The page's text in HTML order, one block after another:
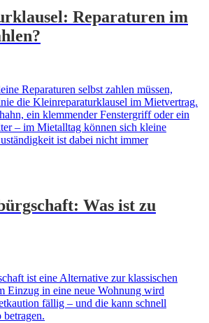
Reparaturen im
Reparaturen selbst zahlen müssen,
die Kleinreparaturklausel im Mietvertrag.
ein klemmender Fenstergriff oder ein
– im Mietalltag können sich kleine
ist dabei nicht immer
Was ist zu
ist eine Alternative zur klassischen
Einzug in eine neue Wohnung wird
fällig – und die kann schnell
betragen.